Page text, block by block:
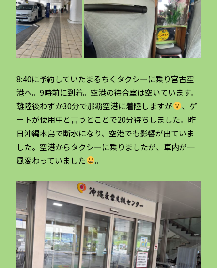
8:40に予約していたまるちくタクシーに乗り宮古空
港へ。9時前に到着。空港の待合室は空いています。
離陸後わずか30分で那覇空港に着陸しますが
、ゲ
ートが使用中と言うとことで20分待ちしました。昨
日沖縄本島で断水になり、空港でも影響が出ていま
した。空港からタクシーに乗りましたが、車内が一
風変わっていました
。